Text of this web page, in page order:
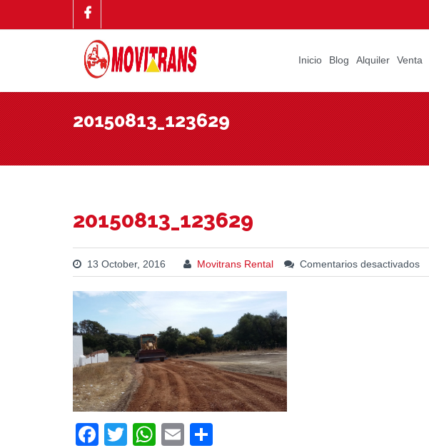
Inicio Blog Alquiler Venta
20150813_123629
20150813_123629
13 October, 2016 Movitrans Rental Comentarios desactivados
Facebook
TwitterWhatsApp
Email